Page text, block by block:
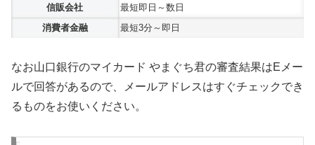
信販会社
最短即日～数日
消費者金融
最短3分～即日
なお山口銀行のマイカード やまぐち君の審査結果はEメー
ルで回答があるので、メールアドレスはすぐチェックでき
るものをお使いください。